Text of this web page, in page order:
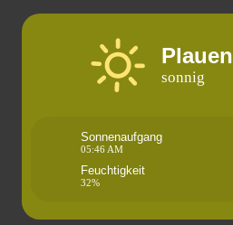
Plauen
sonnig
Sonnenaufgang
05:46 AM
Feuchtigkeit
32%